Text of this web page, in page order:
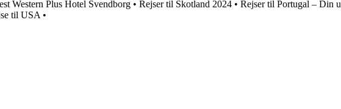
Western Plus Hotel Svendborg • Rejser til Skotland 2024 • Rejser til Portugal – Din
til USA •